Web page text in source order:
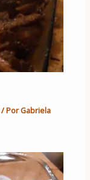
/ PorGabriela